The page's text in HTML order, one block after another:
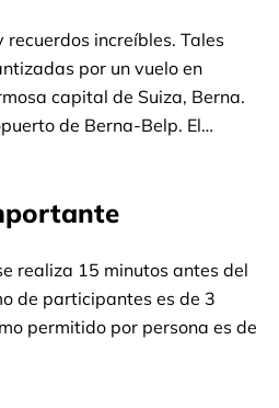
increíbles. Tales
por un vuelo en
capital de Suiza, Berna.
de Berna-Belp. El
más bellos de Berna, al
es patrimonio de la
Luego sobrevuele el
Stade de Suisse,
Center, Gurten. También
realiza 15 minutos antes del
de participantes es de 3
permitido por persona es de